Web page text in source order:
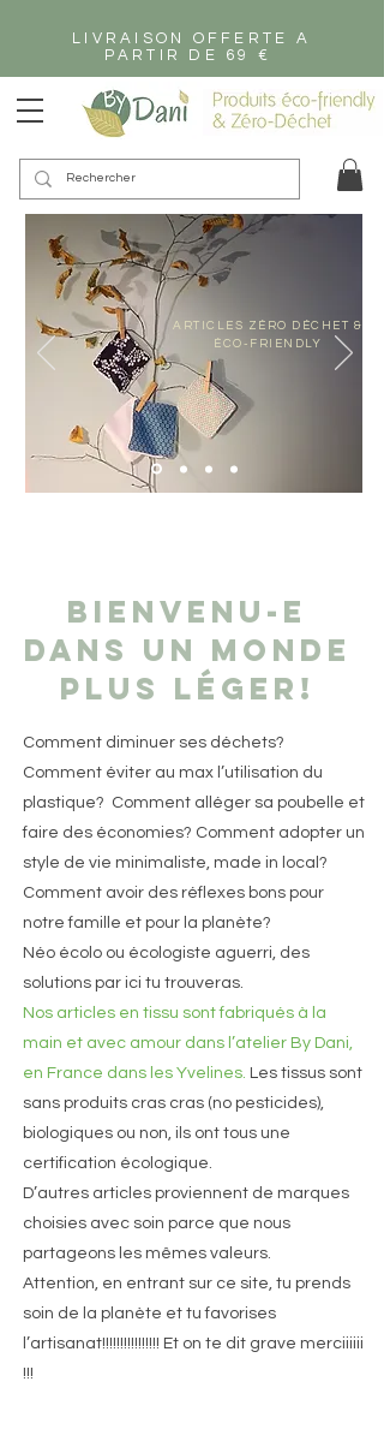
LIVRAISON OFFERTE A
PARTIR DE 69 €
ARTICLES ZÉRO DÉCHET &
ÉCO-FRIENDLY
Bienvenu-e
dans un monde
plus léger!
Comment diminuer ses déchets?
Comment éviter au max l’utilisation du
plastique? Comment alléger sa poubelle et
faire des économies? Comment adopter un
style de vie minimaliste, made in local?
Comment avoir des réflexes bons pour
notre famille et pour la planète?
Néo écolo ou écologiste aguerri, des
solutions par ici tu trouveras.
Nos articles en tissu sont fabriqués à la
main et avec amour dans l’atelier By Dani,
en France dans les Yvelines. Les tissus sont
sans produits cras cras (no pesticides),
biologiques ou non, ils ont tous une
certification écologique.
D’autres articles proviennent de marques
choisies avec soin parce que nous
partageons les mêmes valeurs.
Attention, en entrant sur ce site, tu prends
soin de la planète et tu favorises
l’artisanat!!!!!!!!!!!!!!!! Et on te dit grave merciiiiii
!!!